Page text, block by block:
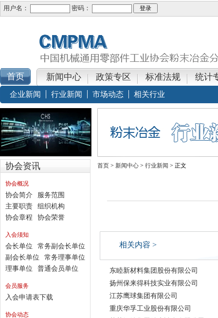
用户名： 密码：
新闻中心 政策专区 标准法规 统计
企业新闻 行业新闻 市场动态 相关行业
协会资讯
协会概况
协会简介
服务范围
主要职责
组织机构
协会章程
协会荣誉
入会须知
会长单位
常务副会长单位
副会长单位
常务理事单位
理事单位
普通会员单位
会员服务
入会申请表下载
协会动态
首页 > 新闻中心 > 行业新闻 > 正文
相关内容 >
东睦新材料集团股份有限公司
扬州保来得科技实业有限公司
江苏鹰球集团有限公司
重庆华孚工业股份有限公司